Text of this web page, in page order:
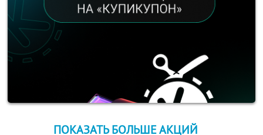
ПОКАЗАТЬ БОЛЬШЕ АКЦИЙ